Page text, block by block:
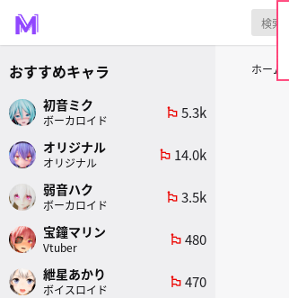
ホーム
おすすめキャラ
初音ミク
ボーカロイド
emoji_flags 5.3k
オリジナル
オリジナル
emoji_flags 14.0k
弱音ハク
ボーカロイド
emoji_flags 3.5k
宝鐘マリン
Vtuber
emoji_flags 480
紲星あかり
ボイスロイド
emoji_flags 470